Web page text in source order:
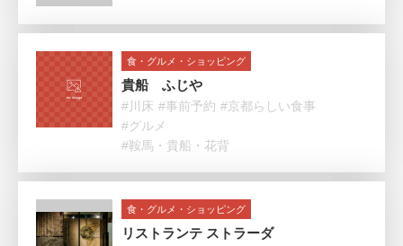
食・グルメ・ショッピング
貴船 ふじや
#川床 #事前予約 #京都らしい食事
#グルメ
#鞍馬・貴船・花背
食・グルメ・ショッピング
リストランテ ストラーダ